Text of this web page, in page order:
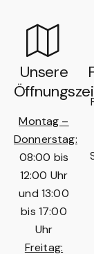
Unsere
Montag –
Donnerstag:
08:00 bis
12:00 Uhr
und 13:00
bis 17:00
Uhr
Freitag: